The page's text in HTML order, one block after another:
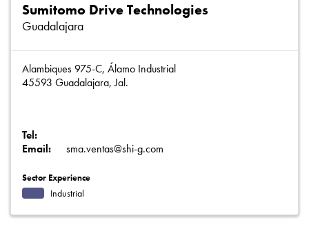
Sumitomo Drive Technologies
Guadalajara
Alambiques 975-C, Álamo Industrial
45593 Guadalajara, Jal.
Tel:
Email:
sma.ventas@shi-g.com
Sector Experience
Industrial